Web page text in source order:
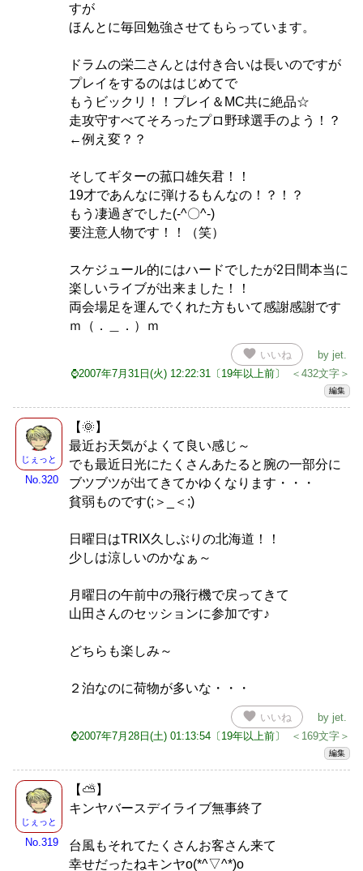
すが
ほんとに毎回勉強させてもらっています。
ドラムの栄二さんとは付き合いは長いのですが
プレイをするのははじめてで
もうビックリ！！プレイ＆MC共に絶品☆
走攻守すべてそろったプロ野球選手のよう！？
←例え変？？
そしてギターの菰口雄矢君！！
19才であんなに弾けるもんなの！？！？
もう凄過ぎでした(-^〇^-)
要注意人物です！！（笑）
スケジュール的にはハードでしたが2日間本当に
楽しいライブが出来ました！！
両会場足を運んでくれた方もいて感謝感謝です
ｍ（．＿．）ｍ
favorite いいね by jet
⌚2007年7月31日(火) 12:22:31〔19年以上前〕
＜432文字＞
編集
じぇっと
No.320
【🌞】
最近お天気がよくて良い感じ～
でも最近日光にたくさんあたると腕の一部分に
ブツブツが出てきてかゆくなります・・・
貧弱ものです(;＞_＜;)
日曜日はTRIX久しぶりの北海道！！
少しは涼しいのかなぁ～
月曜日の午前中の飛行機で戻ってきて
山田さんのセッションに参加です♪
どちらも楽しみ～
２泊なのに荷物が多いな・・・
favorite いいね by jet
⌚2007年7月28日(土) 01:13:54〔19年以上前〕
＜169文字＞
編集
じぇっと
No.319
【⛅】
キンヤバースデイライブ無事終了
台風もそれてたくさんお客さん来て
幸せだったねキンヤo(*^▽^*)o